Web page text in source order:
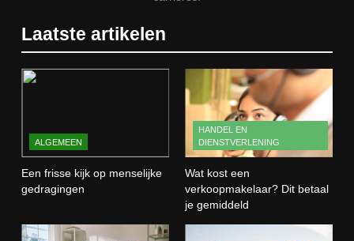
Een frisse kijk op menselijke
Wat kost een verkoopmakelaar?
HANDEL EN DIENSTVERLENING
3
Laatste artikelen
ALGEMEEN
Een frisse kijk op menselijke
gedragingen
HANDEL EN
DIENSTVERLENING
Wat kost een
verkoopmakelaar? Dit betaal
je gemiddeld